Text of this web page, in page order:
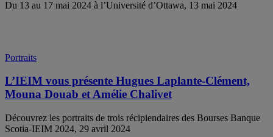
Du 13 au 17 mai 2024 à l’Université d’Ottawa, 13 mai 2024
Portraits
L’IEIM vous présente Hugues Laplante-Clément,
Mouna Douab et Amélie Chalivet
Découvrez les portraits de trois récipiendaires des Bourses Banque
Scotia-IEIM 2024, 29 avril 2024